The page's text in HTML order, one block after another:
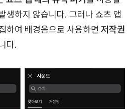
생하지 않습니다. 그러나 쇼츠 앱
하여 배경음으로 사용하면 저작권
다.